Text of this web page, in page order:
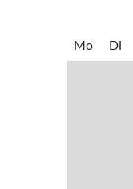
Die historische Stadt
Mo
Di